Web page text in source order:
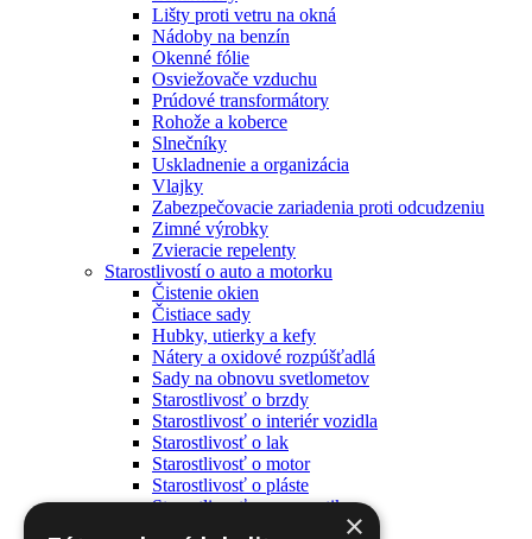
Lišty proti vetru na okná
Nádoby na benzín
Okenné fólie
Osviežovače vzduchu
Prúdové transformátory
Rohože a koberce
Slnečníky
Uskladnenie a organizácia
Vlajky
Zabezpečovacie zariadenia proti odcudzeniu
Zimné výrobky
Zvieracie repelenty
Starostlivostí o auto a motorku
Čistenie okien
Čistiace sady
Hubky, utierky a kefy
Nátery a oxidové rozpúšťadlá
Sady na obnovu svetlometov
Starostlivosť o brzdy
Starostlivosť o interiér vozidla
Starostlivosť o lak
Starostlivosť o motor
Starostlivosť o pláste
Starostlivosť o pneumatiky
×